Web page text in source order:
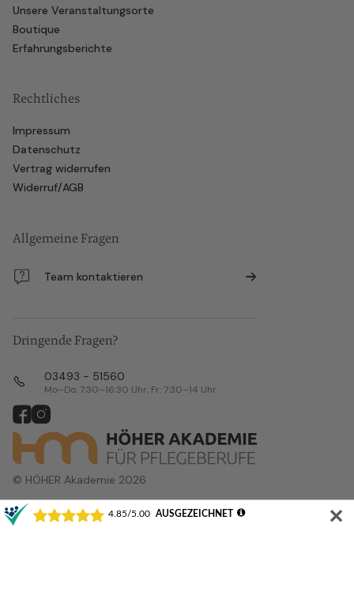
Unsere Veranstaltungsorte
Boutique
Erfahrungsberichte
Rechtliches
Impressum
Datenschutz
Vertrag widerrufen
Widerruf/AGB
Allgemeine Fragen
Team kontaktieren
Dringende Fragen?
03493 - 51560
Mo–Do: 7:30–16:30 Uhr, Fr: 7:30–14 Uhr
© HÖHER Akademie 2026
✕